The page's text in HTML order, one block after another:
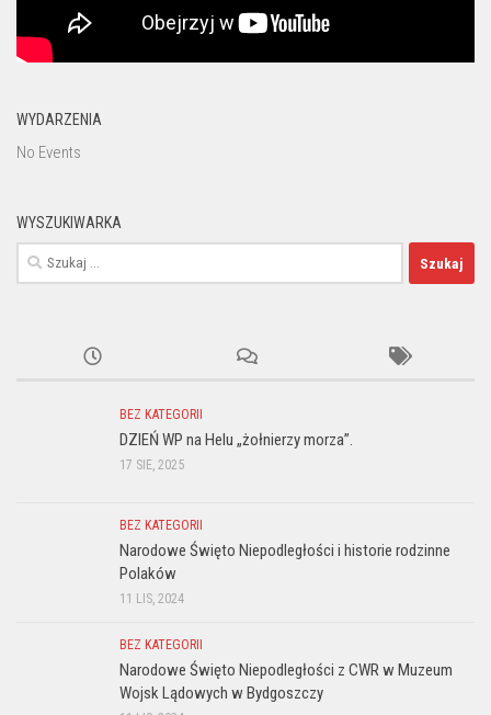
WYDARZENIA
No Events
WYSZUKIWARKA
Szukaj:
BEZ KATEGORII
DZIEŃ WP na Helu „żołnierzy morza”.
17 SIE, 2025
BEZ KATEGORII
Narodowe Święto Niepodległości i historie rodzinne
Polaków
11 LIS, 2024
BEZ KATEGORII
Narodowe Święto Niepodległości z CWR w Muzeum
Wojsk Lądowych w Bydgoszczy